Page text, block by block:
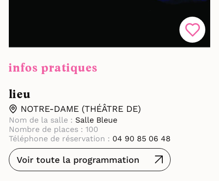
infos pratiques
lieu
NOTRE-DAME (THÉÂTRE DE)
Nom de la salle : Salle Bleue
Nombre de places : 100
Téléphone de réservation : 04 90 85 06 48
Voir toute la programmation